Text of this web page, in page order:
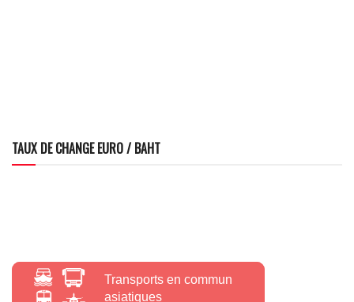
TAUX DE CHANGE EURO / BAHT
Transports en commun
asiatiques